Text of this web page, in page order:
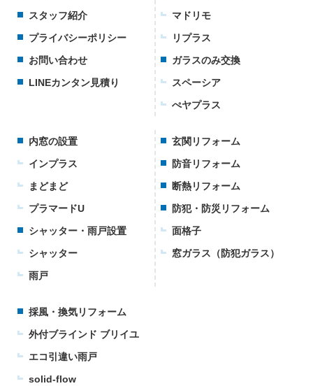
スタッフ紹介
プライバシーポリシー
お問い合わせ
LINEカンタン見積り
マドリモ
リプラス
ガラスのみ交換
スペーシア
ぺヤプラス
内窓の設置
インプラス
まどまど
プラマードU
シャッター・雨戸設置
シャッター
雨戸
玄関リフォーム
防音リフォーム
断熱リフォーム
防犯・防災リフォーム
面格子
窓ガラス（防犯ガラス）
採風・換気リフォーム
外付ブラインド ブリイユ
エコ引違い雨戸
solid-flow